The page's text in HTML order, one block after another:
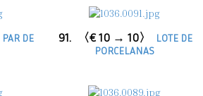
PAR DE
91. 〈€ 10 → 10〉
LOTE DE
PORCELANAS